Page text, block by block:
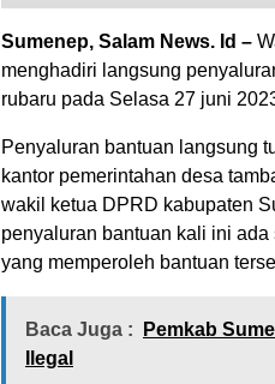
Sumenep, Salam News. Id –
menghadiri langsung
rubaru pada Selasa 27 juni
Penyaluran bantuan langsung
kantor pemerintahan desa
wakil ketua DPRD kabupaten
penyaluran bantuan kali ini
yang memperoleh bantuan
Baca Juga :
Pemkab
Ilegal